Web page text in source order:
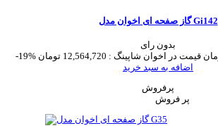
گاز صفحه ای اخوان مدل Gi142
بدون رای
-19%
قیمت در اخوان شاپینگ : 12,564,720 تومان
اضافه به سبد خرید
پرفروش